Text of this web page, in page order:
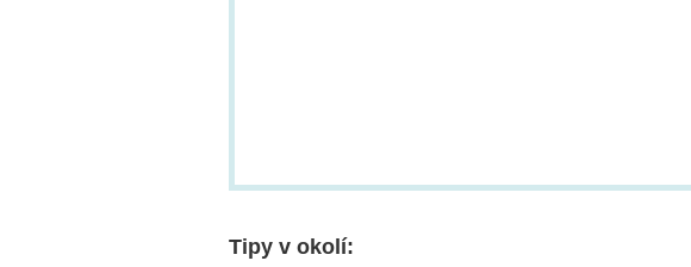
Tipy v okolí: